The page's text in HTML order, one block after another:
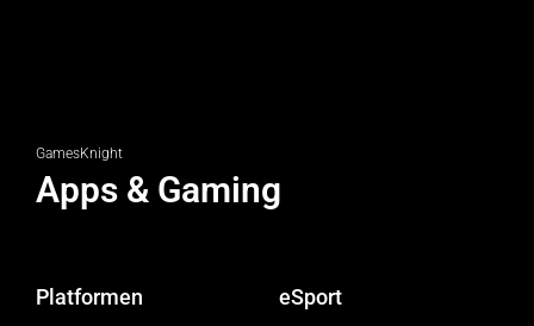
GamesKnight
Apps & Gaming
Platformen eSport